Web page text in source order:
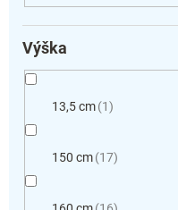
Výška
13,5 cm 1
150 cm 17